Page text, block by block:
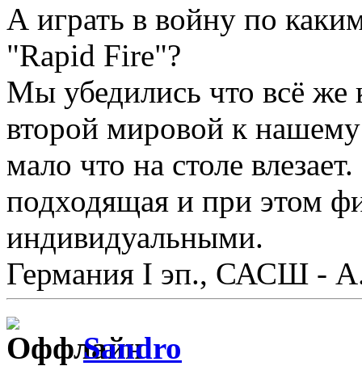
А играть в войну по
"Rapid Fire"?
Мы убедились что всё же
второй мировой к
мало что на столе
подходящая и при этом
индивидуальными.
Германия I эп., САСШ -
Sandro